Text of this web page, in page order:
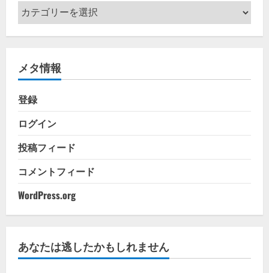
カ
テ
ゴ
ー
メタ情報
登録
ログイン
投稿フィード
コメントフィード
WordPress.org
あなたは逃したかもしれません